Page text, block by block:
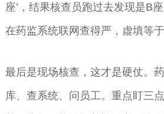
座’，结果核查员跑过去发现是B
在药监系统联网查得严，虚填等于
最后是现场核查，这才是硬仗。
库、查系统、问员工。重点盯三